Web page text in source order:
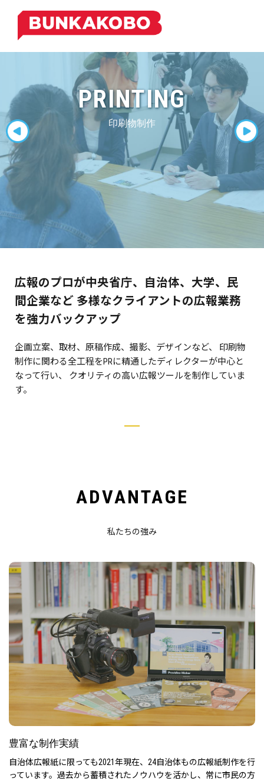
p
t
Previous Next
PRINTING
印刷物制作
広報のプロが中央省庁、自治体、大学、民
間企業など 多様なクライアントの広報業務
を強力バックアップ
企画立案、取材、原稿作成、撮影、デザインなど、
印刷物
制作に関わる全工程をPRに精通したディレクターが中心と
なって行い、
クオリティの高い広報ツールを制作していま
す。
ADVANTAGE
私たちの強み
豊富な制作実績
自治体広報紙に限っても2021年現在、24自治体もの広報紙制作を行
っています。 過去から蓄積されたノウハウを活かし、常に市民の方